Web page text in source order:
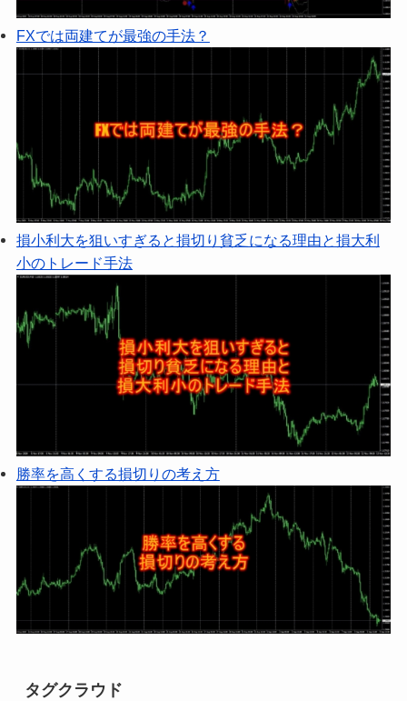
FXでは両建てが最強の手法？
損小利大を狙いすぎると損切り貧乏になる理由と損大利
小のトレード手法
勝率を高くする損切りの考え方
タグクラウド